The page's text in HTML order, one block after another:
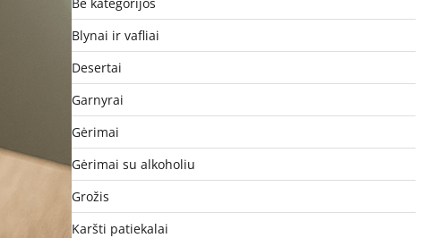
Blynai ir vafliai
Desertai
Garnyrai
Gėrimai
Gėrimai su alkoholiu
Grožis
Karšti patiekalai